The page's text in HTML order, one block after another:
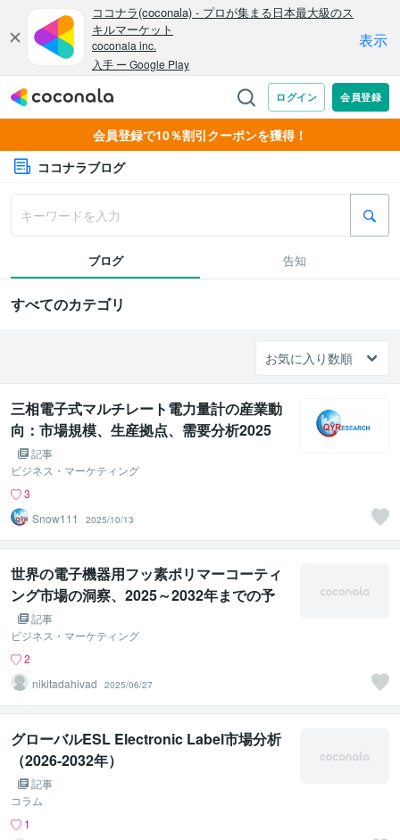
会員登録で10％割引クーポンを獲得！
ココナラブログ
ブログ 告知
すべてのカテゴリ
三相電子式マルチレート電力量計の産業動
向：市場規模、生産拠点、需要分析2025
記事
ビジネス・マーケティング
3
Snow111
2025/10/13
世界の電子機器用フッ素ポリマーコーティ
ング市場の洞察、2025～2032年までの予
測 記事
ビジネス・マーケティング
2
nikitadahivad
2025/06/27
グローバルESL Electronic Label市場分析
（2026-2032年）
記事
コラム
1